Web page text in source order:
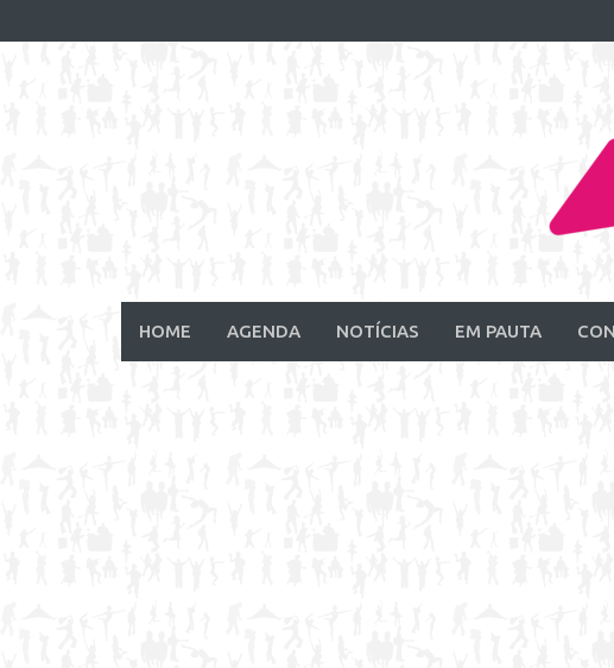
to
HOME AGENDA NOTÍCIAS EM PAUTA